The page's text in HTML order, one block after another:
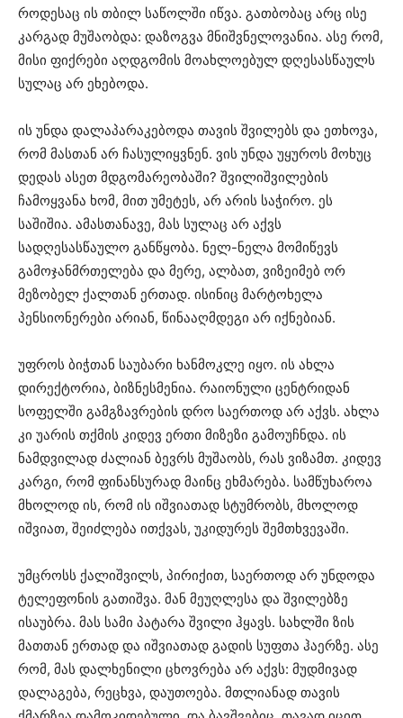
როდესაც ის თბილ საწოლში იწვა. გათბობაც არც ისე
კარგად მუშაობდა: დაზოგვა მნიშვნელოვანია. ასე რომ,
მისი ფიქრები აღდგომის მოახლოებულ დღესასწაულს
სულაც არ ეხებოდა.
ის უნდა დალაპარაკებოდა თავის შვილებს და ეთხოვა,
რომ მასთან არ ჩასულიყვნენ. ვის უნდა უყუროს მოხუც
დედას ასეთ მდგომარეობაში? შვილიშვილების
ჩამოყვანა ხომ, მით უმეტეს, არ არის საჭირო. ეს
საშიშია. ამასთანავე, მას სულაც არ აქვს
სადღესასწაულო განწყობა. ნელ-ნელა მომიწევს
გამოჯანმრთელება და მერე, ალბათ, ვიზეიმებ ორ
მეზობელ ქალთან ერთად. ისინიც მარტოხელა
პენსიონერები არიან, წინააღმდეგი არ იქნებიან.
უფროს ბიჭთან საუბარი ხანმოკლე იყო. ის ახლა
დირექტორია, ბიზნესმენია. რაიონული ცენტრიდან
სოფელში გამგზავრების დრო საერთოდ არ აქვს. ახლა
კი უარის თქმის კიდევ ერთი მიზეზი გამოუჩნდა. ის
ნამდვილად ძალიან ბევრს მუშაობს, რას ვიზამთ. კიდევ
კარგი, რომ ფინანსურად მაინც ეხმარება. სამწუხაროა
მხოლოდ ის, რომ ის იშვიათად სტუმრობს, მხოლოდ
იშვიათ, შეიძლება ითქვას, უკიდურეს შემთხვევაში.
უმცროსს ქალიშვილს, პირიქით, საერთოდ არ უნდოდა
ტელეფონის გათიშვა. მან მეუღლესა და შვილებზე
ისაუბრა. მას სამი პატარა შვილი ჰყავს. სახლში ზის
მათთან ერთად და იშვიათად გადის სუფთა ჰაერზე. ასე
რომ, მას დალხენილი ცხოვრება არ აქვს: მუდმივად
დალაგება, რეცხვა, დაუთოება. მთლიანად თავის